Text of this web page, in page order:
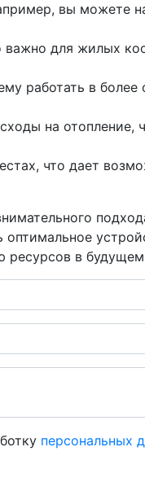
вы можете
важно для жилых
работать в
на отопление,
что дает
ресурсов в
персональных